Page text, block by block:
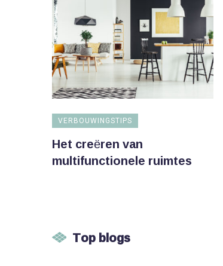
VERBOUWINGSTIPS
Het creëren van
multifunctionele ruimtes
Top blogs